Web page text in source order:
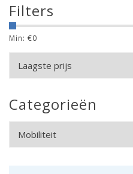
Filters
Min: €0
Categorieën